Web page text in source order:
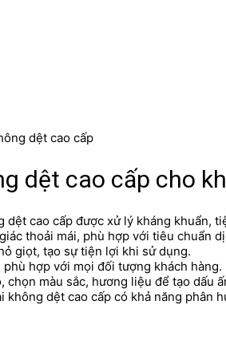
dệt cao cấp
dệt cao cấp cho
dệt cao cấp được xử lý kháng khuẩn,
thoải mái, phù hợp với tiêu chuẩn
giọt, tạo sự tiện lợi khi sử dụng.
phù hợp với mọi đối tượng khách hàng.
chọn màu sắc, hương liệu để tạo dấu
không dệt cao cấp có khả năng phân